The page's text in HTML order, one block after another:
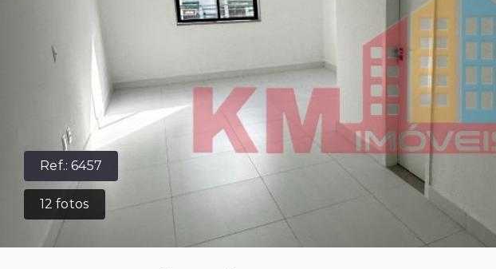
Ref.:6457
12 fotos